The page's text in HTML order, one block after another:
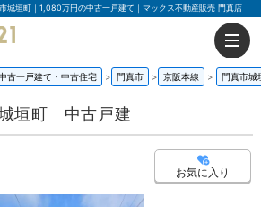
垣町｜1,080万円の中古一戸建て｜マックス不動産販売 門真店
古一戸建て・中古住宅 門真市 京阪本線 門真市
垣町 中古戸建
お気に入り